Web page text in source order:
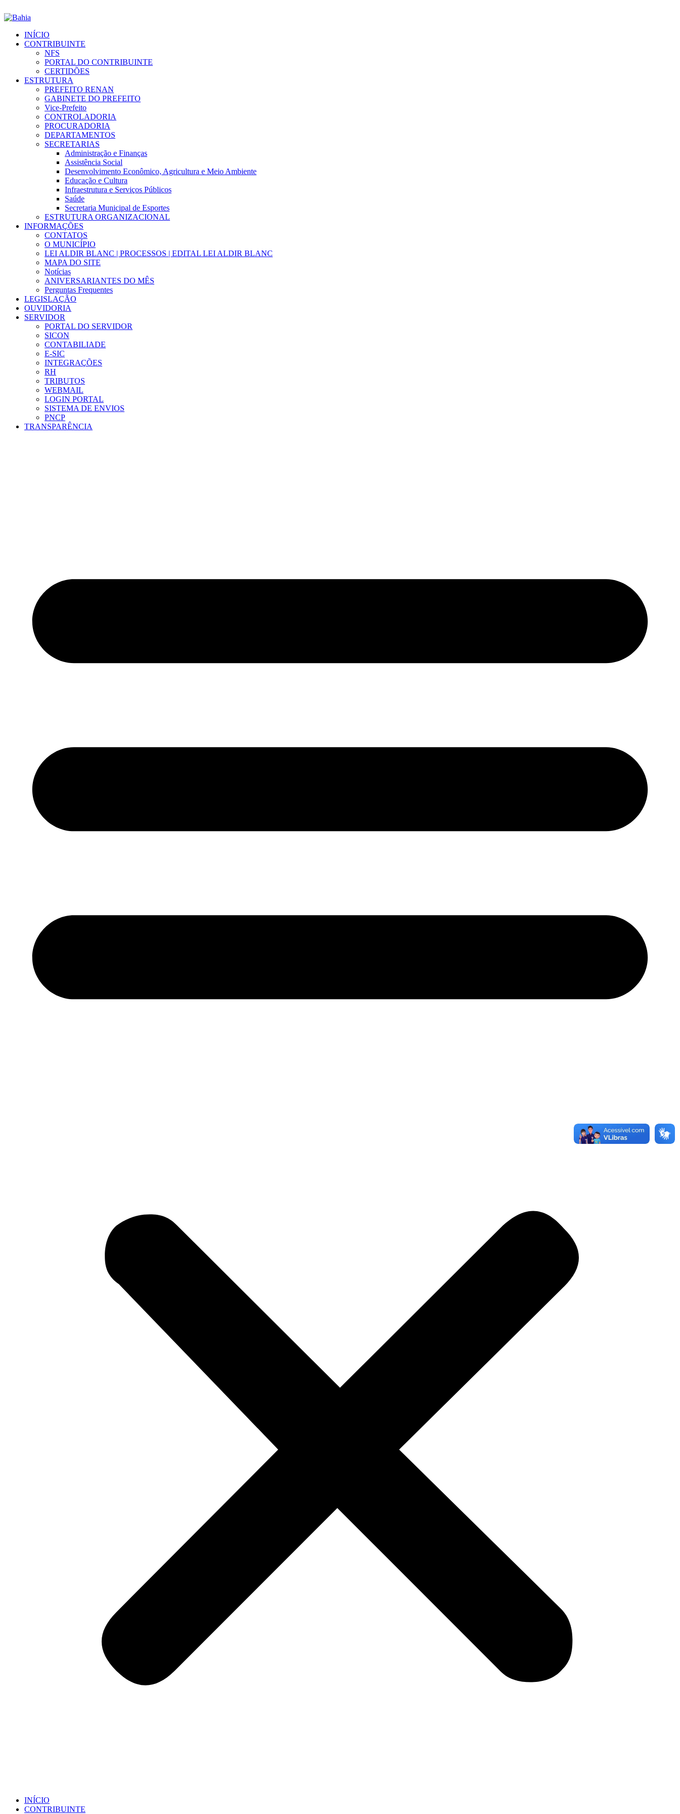
INÍCIO
CONTRIBUINTE
NFS
PORTAL DO CONTRIBUINTE
CERTIDÕES
ESTRUTURA
PREFEITO RENAN
GABINETE DO PREFEITO
Vice-Prefeito
CONTROLADORIA
PROCURADORIA
DEPARTAMENTOS
SECRETARIAS
Administração e Finanças
Assistência Social
Desenvolvimento Econômico, Agricultura e Meio Ambiente
Educação e Cultura
Infraestrutura e Serviços Públicos
Saúde
Secretaria Municipal de Esportes
ESTRUTURA ORGANIZACIONAL
INFORMAÇÕES
CONTATOS
O MUNICÍPIO
LEI ALDIR BLANC | PROCESSOS | EDITAL LEI ALDIR BLANC
MAPA DO SITE
Notícias
ANIVERSARIANTES DO MÊS
Perguntas Frequentes
LEGISLAÇÃO
OUVIDORIA
SERVIDOR
PORTAL DO SERVIDOR
SICON
CONTABILIADE
E-SIC
INTEGRAÇÕES
RH
TRIBUTOS
WEBMAIL
LOGIN PORTAL
SISTEMA DE ENVIOS
PNCP
TRANSPARÊNCIA
INÍCIO
CONTRIBUINTE